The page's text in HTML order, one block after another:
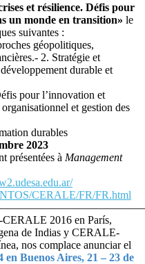
et résilience. Défis pour
un monde en transition» le
suivantes :
géopolitiques,
2. Stratégie et
durable et
pour l’innovation et
et gestion des
durables
2023
présentées à Management
CERALE/FR/FR.html
2016 en París,
de Indias y CERALE-
nos complace anunciar el
Buenos Aires, 21 – 23 de